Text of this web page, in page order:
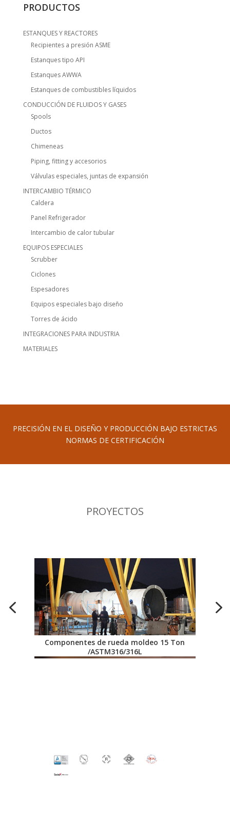
PRODUCTOS
ESTANQUES Y REACTORES
Recipientes a presión ASME
Estanques tipo API
Estanques AWWA
Estanques de combustibles líquidos
CONDUCCIÓN DE FLUIDOS Y GASES
Spools
Ductos
Chimeneas
Piping, fitting y accesorios
Válvulas especiales, juntas de expansión
INTERCAMBIO TÉRMICO
Caldera
Panel Refrigerador
Intercambio de calor tubular
EQUIPOS ESPECIALES
Scrubber
Ciclones
Espesadores
Equipos especiales bajo diseño
Torres de ácido
INTEGRACIONES PARA INDUSTRIA
MATERIALES
PRECISIÓN EN EL DISEÑO Y PRODUCCIÓN BAJO ESTRICTAS
NORMAS DE CERTIFICACIÓN
PROYECTOS
Componentes de rueda moldeo 15 Ton
/ASTM316/316L